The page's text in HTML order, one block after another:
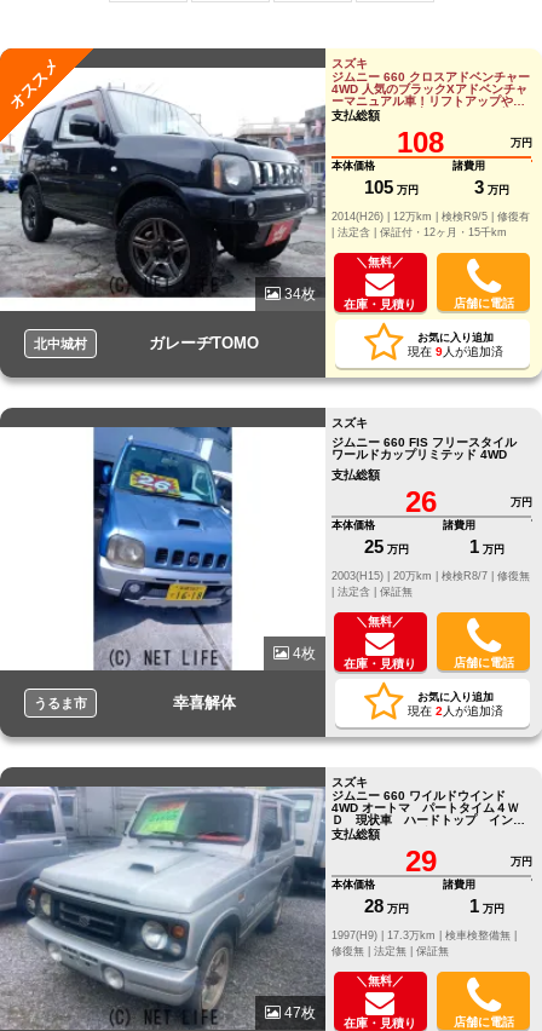
オススメ
34枚
北中城村 ガレーヂTOMO
スズキ
ジムニー 660 クロスアドベンチャー
4WD 人気のブラックXアドベンチャ
ーマニュアル車！リフトアップやツ
イーターなど、音にも走りにも拘っ
たジムニ
支払総額
108
万円
本体価格
105 万円
諸費用
3 万円
修復有
法定含 | 保証付・12ヶ月・15千km
＼無料／
在庫・見積り 店舗に電話
お気に入り追加
現在 9人が追加済
4枚
うるま市 幸喜解体
スズキ
ジムニー 660 FIS フリースタイル
ワールドカップリミテッド 4WD
支払総額
26
万円
本体価格
25 万円
諸費用
1 万円
修復無
法定含 | 保証無
＼無料／
在庫・見積り 店舗に電話
お気に入り追加
現在 2 人が追加済
47枚
スズキ
ジムニー 660 ワイルドウインド
4WD オートマ パートタイム４Ｗ
Ｄ 現状車 ハードトップ インタ
ークーラーターボ
支払総額
29
万円
本体価格
28 万円
諸費用
1 万円
修復無 | 法定無 | 保証無
＼無料／
在庫・見積り 店舗に電話